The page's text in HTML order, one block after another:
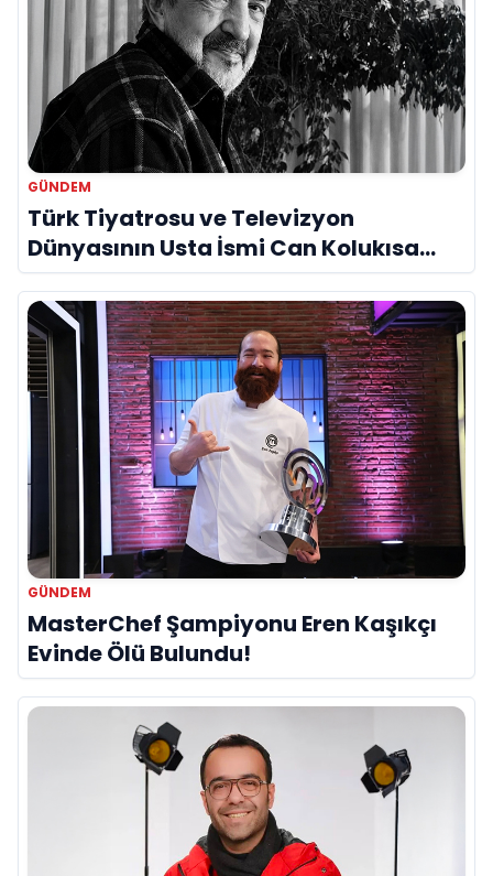
GÜNDEM
Türk Tiyatrosu ve Televizyon
Dünyasının Usta İsmi Can Kolukısa
Hayatını Kaybetti
GÜNDEM
MasterChef Şampiyonu Eren Kaşıkçı
Evinde Ölü Bulundu!